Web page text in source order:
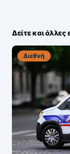
Δείτε και άλλες
Διεθνή